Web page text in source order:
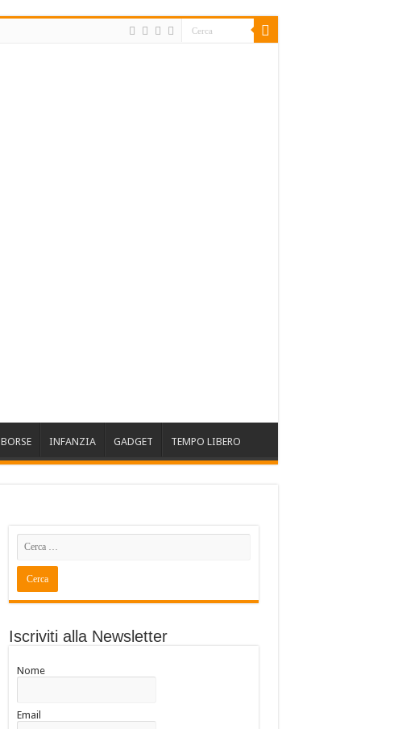
BORSE INFANZIA GADGET TEMPO LIBERO
Iscriviti alla Newsletter
Nome
Email